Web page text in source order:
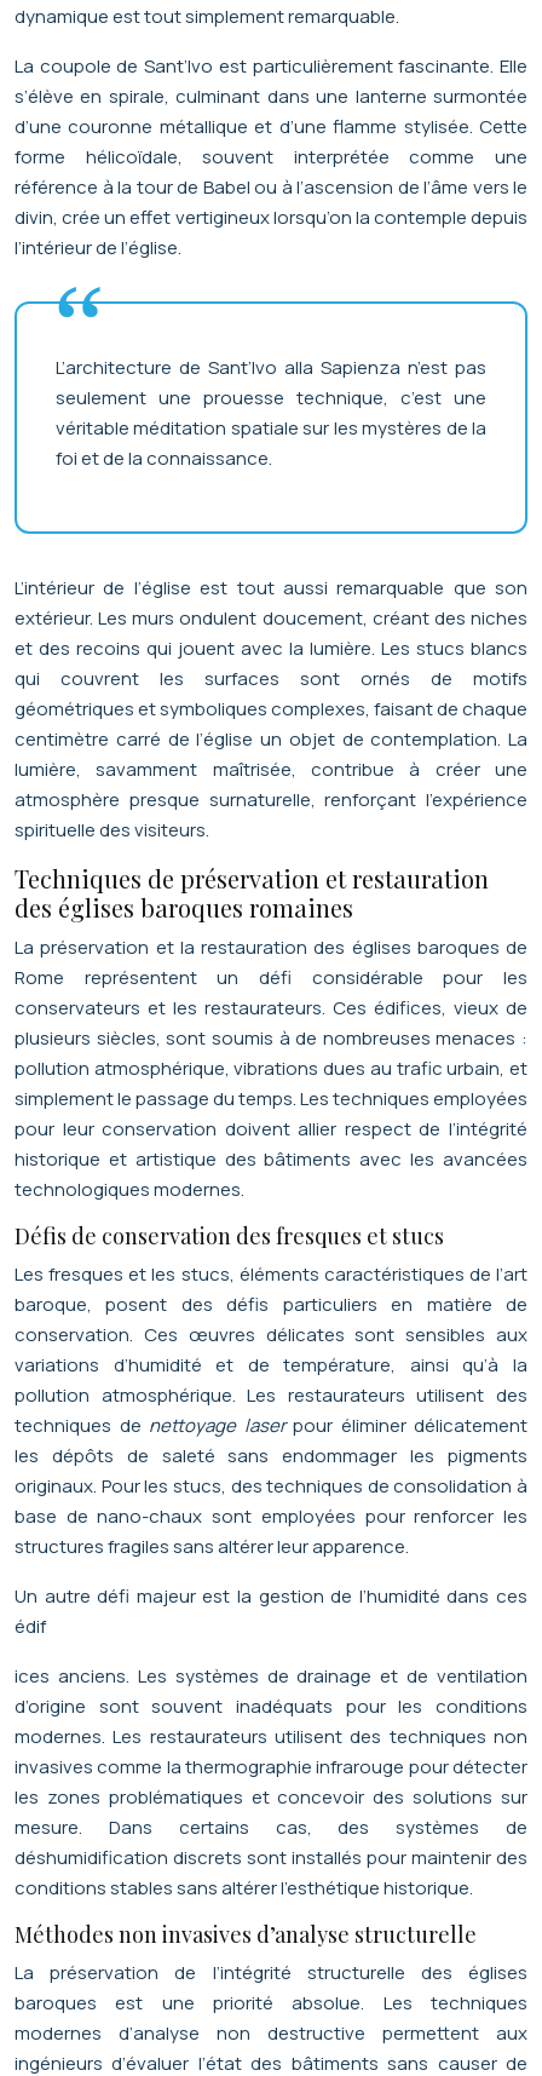
dynamique est tout simplement remarquable.
La coupole de Sant’Ivo est particulièrement fascinante. Elle
s’élève en spirale, culminant dans une lanterne surmontée
d’une couronne métallique et d’une flamme stylisée. Cette
forme hélicoïdale, souvent interprétée comme une
référence à la tour de Babel ou à l’ascension de l’âme vers le
divin, crée un effet vertigineux lorsqu’on la contemple depuis
l’intérieur de l’église.
L’architecture de Sant’Ivo alla Sapienza n’est pas
seulement une prouesse technique, c’est une
véritable méditation spatiale sur les mystères de la
foi et de la connaissance.
L’intérieur de l’église est tout aussi remarquable que son
extérieur. Les murs ondulent doucement, créant des niches
et des recoins qui jouent avec la lumière. Les stucs blancs
qui couvrent les surfaces sont ornés de motifs
géométriques et symboliques complexes, faisant de chaque
centimètre carré de l’église un objet de contemplation. La
lumière, savamment maîtrisée, contribue à créer une
atmosphère presque surnaturelle, renforçant l’expérience
spirituelle des visiteurs.
Techniques de préservation et restauration
des églises baroques romaines
La préservation et la restauration des églises baroques de
Rome représentent un défi considérable pour les
conservateurs et les restaurateurs. Ces édifices, vieux de
plusieurs siècles, sont soumis à de nombreuses menaces :
pollution atmosphérique, vibrations dues au trafic urbain, et
simplement le passage du temps. Les techniques employées
pour leur conservation doivent allier respect de l’intégrité
historique et artistique des bâtiments avec les avancées
technologiques modernes.
Défis de conservation des fresques et stucs
Les fresques et les stucs, éléments caractéristiques de l’art
baroque, posent des défis particuliers en matière de
conservation. Ces œuvres délicates sont sensibles aux
variations d’humidité et de température, ainsi qu’à la
pollution atmosphérique. Les restaurateurs utilisent des
techniques de nettoyage laserpour éliminer délicatement
les dépôts de saleté sans endommager les pigments
originaux. Pour les stucs, des techniques de consolidation à
base de nano-chaux sont employées pour renforcer les
structures fragiles sans altérer leur apparence.
Un autre défi majeur est la gestion de l’humidité dans ces
édif
ices anciens. Les systèmes de drainage et de ventilation
d’origine sont souvent inadéquats pour les conditions
modernes. Les restaurateurs utilisent des techniques non
invasives comme la thermographie infrarouge pour détecter
les zones problématiques et concevoir des solutions sur
mesure. Dans certains cas, des systèmes de
déshumidification discrets sont installés pour maintenir des
conditions stables sans altérer l’esthétique historique.
Méthodes non invasives d’analyse structurelle
La préservation de l’intégrité structurelle des églises
baroques est une priorité absolue. Les techniques
modernes d’analyse non destructive permettent aux
ingénieurs d’évaluer l’état des bâtiments sans causer de